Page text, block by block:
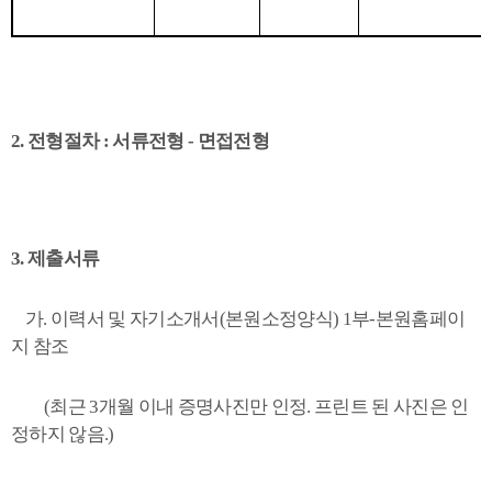
2. 전형절차:서류전형- 면접전형
3.제출서류
가. 이력서 및 자기소개서 (본원소정양식) 1부-본원홈페이
지 참조
(최근3개월 이내 증명사진만 인정. 프린트 된 사진은 인
정하지 않음.)